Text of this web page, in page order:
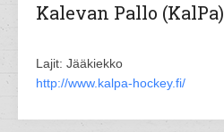
Kalevan Pallo (KalPa)
Lajit: Jääkiekko
http://www.kalpa-hockey.fi/